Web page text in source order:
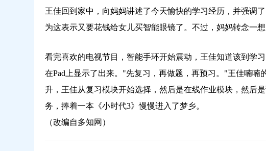
王佳回到家中，向妈妈讲述了今天愉快的学习经历，并强调
为这表示又要花钱给女儿买智能眼镜了。不过，妈妈转念一
看完喜欢的电视节目，智能手环开始震动，王佳知道该到学
在Pad上显示了出来。"先复习，再做题，再预习。"王佳喃喃
升，王佳从复习模块开始选择，然后是在线作业模块，然后
务，捧着一本《小时代3》慢慢进入了梦乡。
（改编自多知网）